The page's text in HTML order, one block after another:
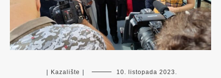
| Kazalište | 10. listopada 2023.